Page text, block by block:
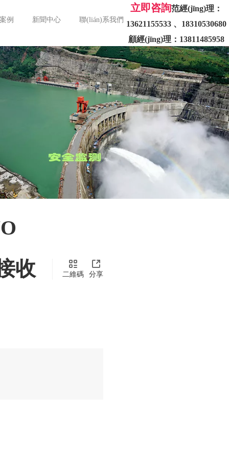
例 新聞中心 聯(lián)系我們
立即咨詢范經(jīng)理：
13621155533 、
顧經(jīng)理：13811485958
收
二維碼 分享